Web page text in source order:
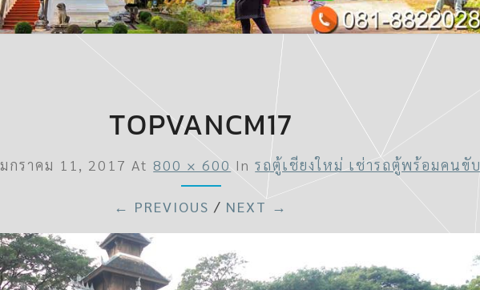
TOPVANCM17
มกราคม 11, 2017 At 800 × 600 Inรถตู้เชียงใหม่ เช่ารถตู้พร้อมคนขับ
← PREVIOUS / NEXT →